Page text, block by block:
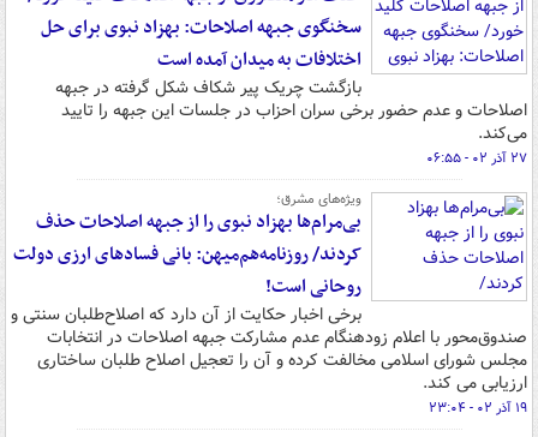
سخنگوی جبهه اصلاحات: بهزاد نبوی برای حل
اختلافات به میدان آمده است
بازگشت چریک پیر شکاف شکل گرفته در جبهه
اصلاحات و عدم حضور برخی سران احزاب در جلسات این جبهه را تایید
می‌کند.
۲۷ آذر ۰۲ - ۰۶:۵۵
ویژه‌های مشرق؛
بی‌مرام‌ها بهزاد نبوی را از جبهه اصلاحات حذف
کردند/ روزنامه‌هم‌میهن: بانی فسادهای ارزی دولت
روحانی است!
برخی اخبار حکایت از آن دارد که اصلاح‌طلبان سنتی و
صندوق‌محور با اعلام زودهنگام عدم مشارکت جبهه اصلاحات در انتخابات
مجلس شورای اسلامی مخالفت کرده و آن را تعجیل اصلاح طلبان ساختاری
ارزیابی می کند.
۱۹ آذر ۰۲ - ۲۳:۰۴